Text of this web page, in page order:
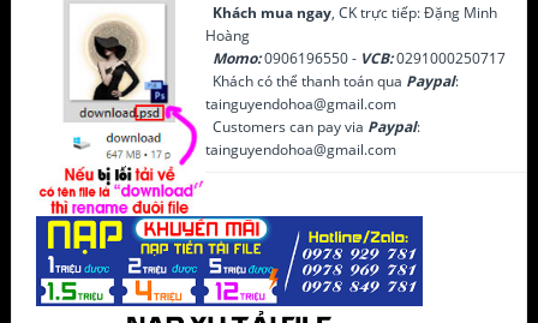
Khách mua ngay, CK trực tiếp: Đặng Minh
Hoàng
Momo:0906196550 - VCB:0291000250717
Khách có thể thanh toán qua Paypal:
tainguyendohoa@gmail.com
Customers can pay via Paypal:
tainguyendohoa@gmail.com